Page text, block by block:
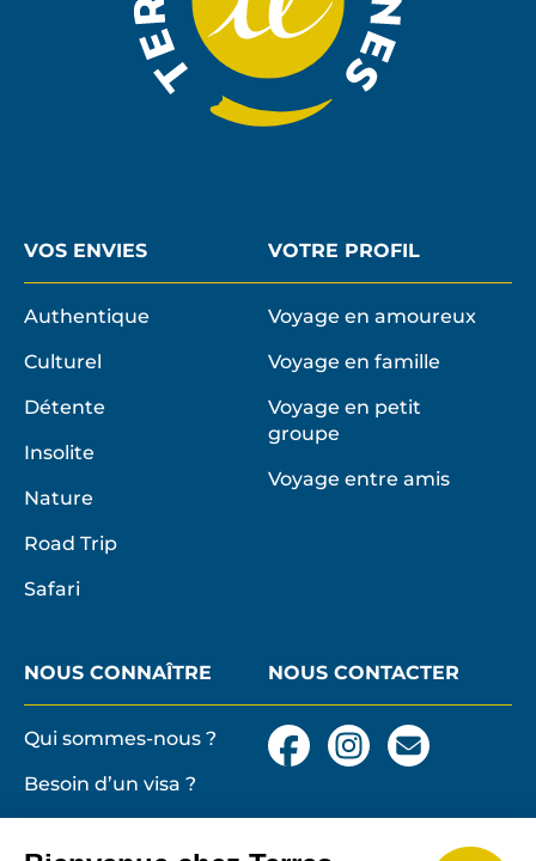
VOS ENVIES
Authentique
Culturel
Détente
Insolite
Nature
Road Trip
Safari
VOTRE PROFIL
Voyage en amoureux
Voyage en famille
Voyage en petit
groupe
Voyage entre amis
NOUS CONNAÎTRE
Qui sommes-nous ?
Besoin d’un visa ?
et particulières de
NOUS CONTACTER
FacebookInstagram
Nous
contacter
email